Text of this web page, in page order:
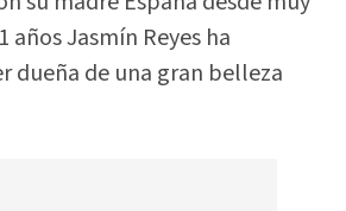
años Jasmín Reyes ha
dueña de una gran belleza